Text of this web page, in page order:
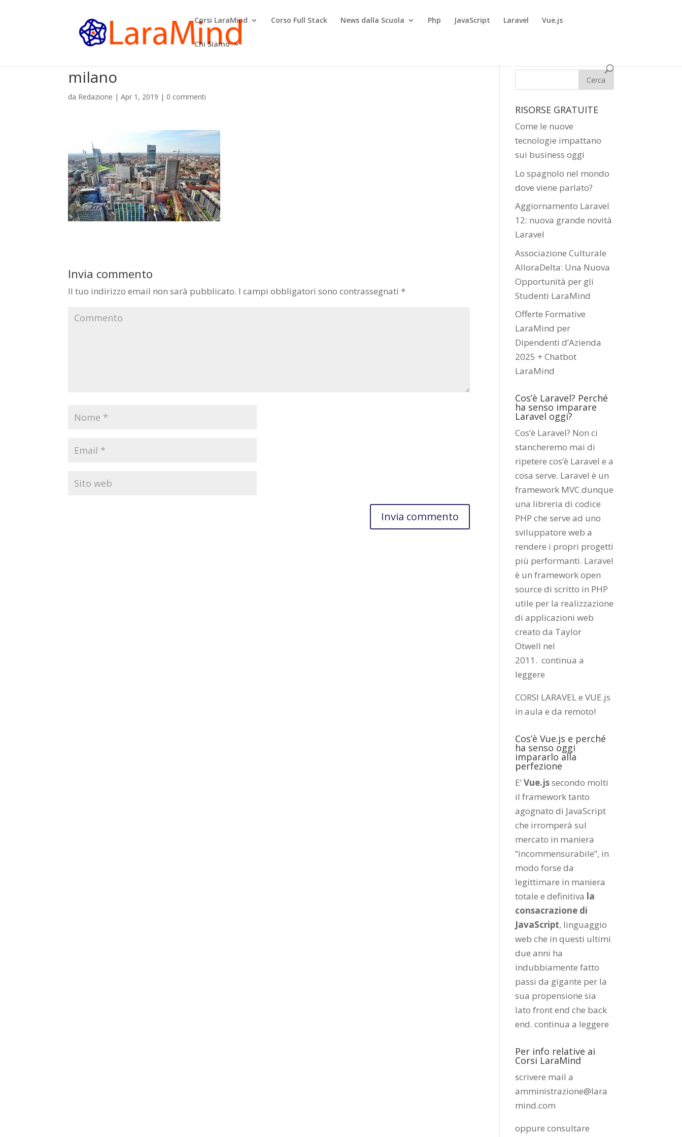
Corsi LaraMind Corso Full Stack News dalla Scuola Php JavaScript Laravel Vue.js
Chi Siamo
milano
da Redazione |Apr 1, 2019 | 0 commenti
Invia commento
Il tuo indirizzo email non sarà pubblicato. I campi obbligatori sono contrassegnati *
RISORSE GRATUITE
Come le nuove
tecnologie impattano
sui business oggi
Lo spagnolo nel mondo
dove viene parlato?
Aggiornamento Laravel
12: nuova grande novità
Laravel
Associazione Culturale
AlloraDelta: Una Nuova
Opportunità per gli
Studenti LaraMind
Offerte Formative
LaraMind per
Dipendenti d’Azienda
2025 + Chatbot
LaraMind
Cos’è Laravel? Perché
ha senso imparare
Laravel oggi?
Cos’è Laravel? Non ci
stancheremo mai di
ripetere cos’è Laravel e a
cosa serve. Laravel è un
framework MVC dunque
una libreria di codice
PHP che serve ad uno
sviluppatore web a
rendere i propri progetti
più performanti. Laravel
è un framework open
source di scritto in PHP
utile per la realizzazione
di applicazioni web
creato da Taylor
Otwell nel
2011.continua a
leggere
CORSI LARAVEL e VUE.js
in aula e da remoto!
Cos’è Vue.js e perché
ha senso oggi
impararlo alla
perfezione
E’Vue.jssecondo molti
il framework tanto
agognato di JavaScript
che irromperà sul
mercato in maniera
“incommensurabile”, in
modo forse da
legittimare in maniera
totale e definitiva la
consacrazione di
JavaScript, linguaggio
web che in questi ultimi
due anni ha
indubbiamente fatto
passi da gigante per la
sua propensione sia
lato front end che back
end.continua a leggere
Per info relative ai
Corsi LaraMind
scrivere mail a
amministrazione@lara
mind.com
oppure consultare